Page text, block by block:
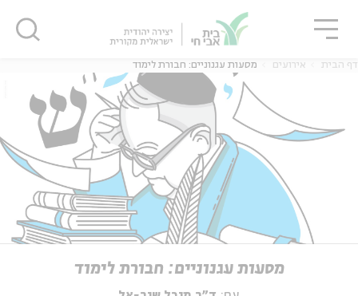
דף הבית אירועים מסעות עגנוניים: חבורת לימוד
מסעות עגנוניים: חבורת לימוד
סגור